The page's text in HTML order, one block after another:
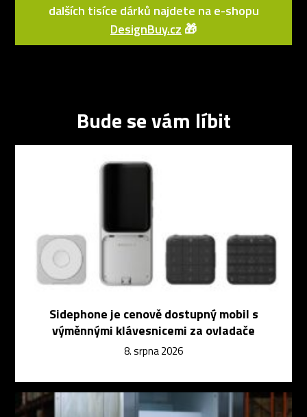
dalších tisíce dárků najdete na e-shopu
DesignBuy.cz 🎁
Bude se vám líbit
Sidephone je cenově dostupný mobil s
výměnnými klávesnicemi za ovladače
8. srpna 2026